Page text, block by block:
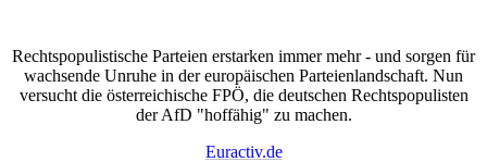
Rechtspopulistische Parteien erstarken immer mehr - und sorgen für
wachsende Unruhe in der europäischen Parteienlandschaft. Nun
versucht die österreichische FPÖ, die deutschen Rechtspopulisten
der AfD "hoffähig" zu machen.
Euractiv.de